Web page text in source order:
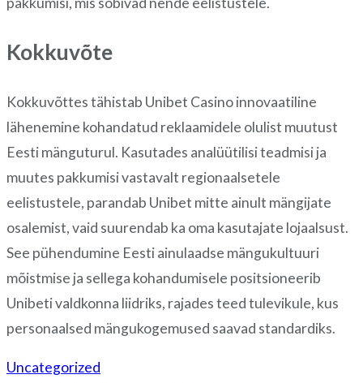
Kokkuvõte
Kokkuvõttes tähistab Unibet Casino innovaatiline
lähenemine kohandatud reklaamidele olulist muutust
Eesti mänguturul. Kasutades analüütilisi teadmisi ja
muutes pakkumisi vastavalt regionaalsetele
eelistustele, parandab Unibet mitte ainult mängijate
osalemist, vaid suurendab ka oma kasutajate lojaalsust.
See pühendumine Eesti ainulaadse mängukultuuri
mõistmise ja sellega kohandumisele positsioneerib
Unibeti valdkonna liidriks, rajades teed tulevikule, kus
personaalsed mängukogemused saavad standardiks.
Uncategorized